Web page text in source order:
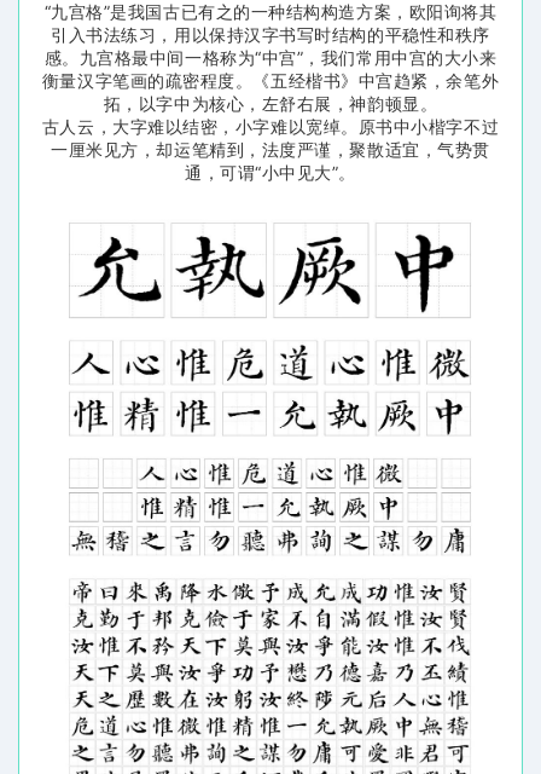
“九宫格”是我国古已有之的一种结构构造方案，欧阳询将其
引入书法练习，用以保持汉字书写时结构的平稳性和秩序
感。九宫格最中间一格称为“中宫”，我们常用中宫的大小来
衡量汉字笔画的疏密程度。《五经楷书》中宫趋紧，余笔外
拓，以字中为核心，左舒右展，神韵顿显。
古人云，大字难以结密，小字难以宽绰。原书中小楷字不过
一厘米见方，却运笔精到，法度严谨，聚散适宜，气势贯
通，可谓“小中见大”。